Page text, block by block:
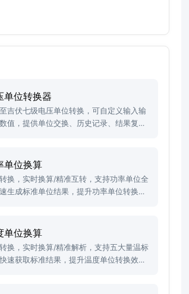
单位转换器
吉伏七级电压单位转换，可自定义输入输
值，提供单位交换、历史记录、结果复制
单位换算
换，实时换算/精准互转，支持功率单位全
生成标准单位结果，提升功率单位转换效
单位换算
换，实时换算/精准解析，支持五大量温标
速获取标准结果，提升温度单位转换效